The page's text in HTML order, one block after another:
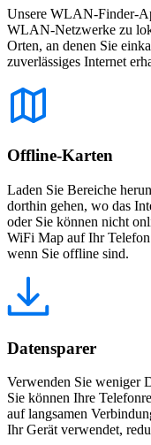
Unsere WLAN-Finder-
WLAN-Netzwerke zu
Orten, an denen Sie
zuverlässiges Internet
Offline-Karten
Laden Sie Bereiche
dorthin gehen, wo das
oder Sie können nicht
WiFi Map auf Ihr
wenn Sie offline sind.
Datensparer
Verwenden Sie weniger
Sie können Ihre
auf langsamen
Ihr Gerät verwendet,